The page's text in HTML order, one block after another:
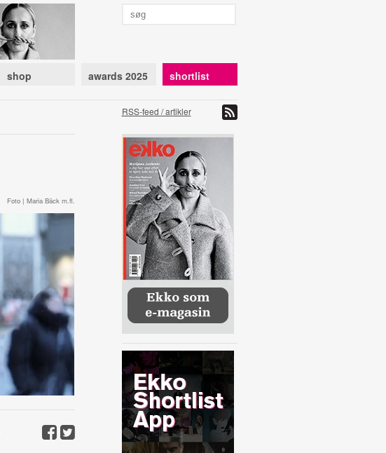
shop awards 2025 shortlist
RSS-feed / artikler
Foto | Maria Bäck m.fl.